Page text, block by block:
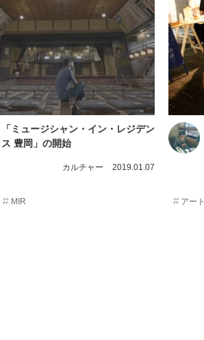
「ミュージシャン・イン・レジデン
ス 豊岡」の開始
カルチャー 2019.01.07
MIR アート